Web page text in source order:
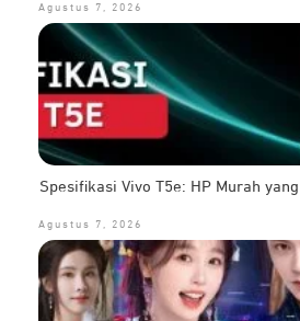
Agustus 7, 2026
Spesifikasi Vivo T5e: HP Murah
Agustus 7, 2026